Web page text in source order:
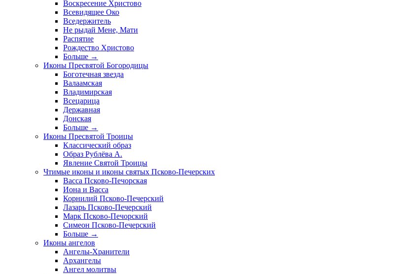
Воскресение Христово
Всевидящее Око
Вседержитель
Не рыдай Мене, Мати
Распятие
Рождество Христово
Больше →
Иконы Пресвятой Богородицы
Боготечная звезда
Валаамская
Владимирская
Всецарица
Державная
Донская
Больше →
Иконы Пресвятой Троицы
Классический образ
Образ Рублёва А.
Явление Святой Троицы
Чтимые иконы и иконы святых Псково-Печерских
Васса Псково-Печорская
Иона и Васса
Корнилий Псково-Печерский
Лазарь Псково-Печерский
Марк Псково-Печорский
Симеон Псково-Печерский
Больше →
Иконы ангелов
Ангелы-Хранители
Архангелы
Ангел молитвы